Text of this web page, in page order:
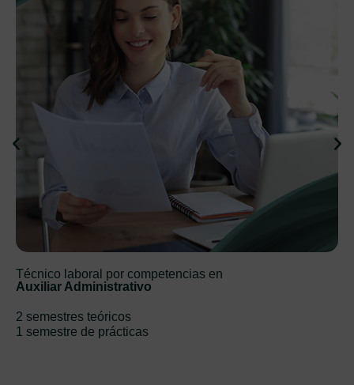
Técnico laboral por competencias en
Auxiliar Administrativo
2 semestres teóricos
1 semestre de prácticas